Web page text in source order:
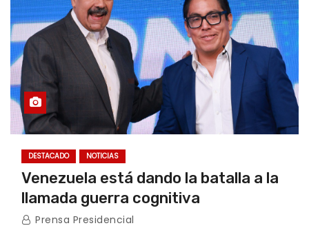
DESTACADO NOTICIAS
Venezuela está dando la batalla a la
llamada guerra cognitiva
Prensa Presidencial